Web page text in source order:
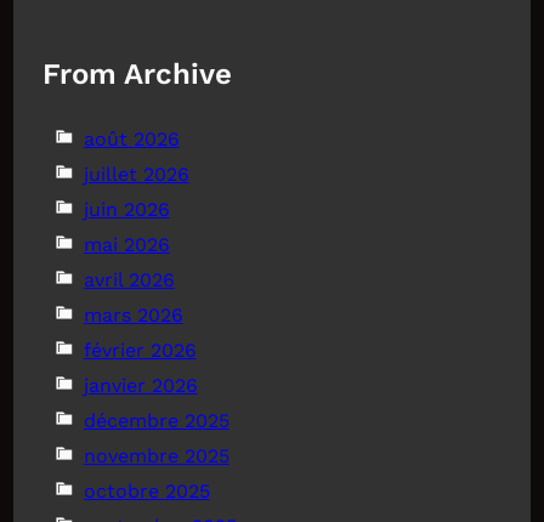
From Archive
août 2026
juillet 2026
juin 2026
mai 2026
avril 2026
mars 2026
février 2026
janvier 2026
décembre 2025
novembre 2025
octobre 2025